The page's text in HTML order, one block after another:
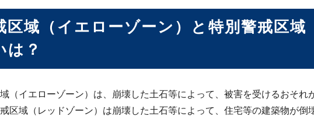
区域（イエローゾーン）と特別警戒区域
は？
（イエローゾーン）は、崩壊した土石等によって、被害を受けるおそれ
区域（レッドゾーン）は崩壊した土石等によって、住宅等の建築物が倒